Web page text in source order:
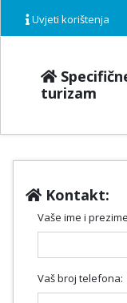
Uvjeti korištenja
turizam
Kontakt:
Vaše ime i
Vaš broj telefona: